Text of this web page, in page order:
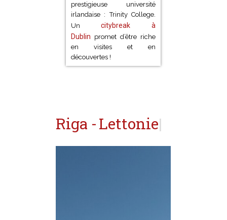
prestigieuse université
irlandaise : Trinity College.
Uncitybreak à
Dublin promet d’être riche
en visites et en
découvertes !
Riga -Lettonie|